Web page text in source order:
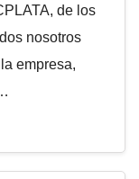
de los
nosotros
empresa,